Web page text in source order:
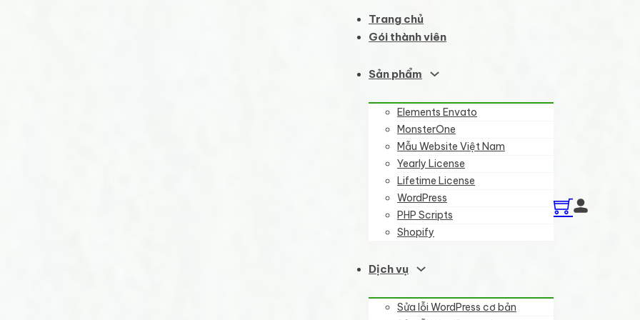
Trang chủ
Gói thành viên
Sản phẩm
Elements Envato
MonsterOne
Mẫu Website Việt Nam
Yearly License
Lifetime License
WordPress
PHP Scripts
Shopify
Dịch vụ
Sửa lỗi WordPress cơ bản